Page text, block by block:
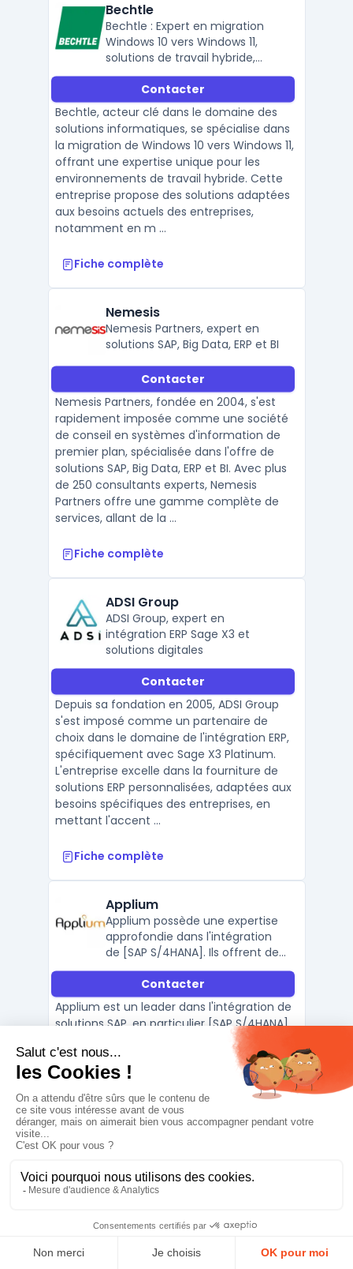
Bechtle
Bechtle : Expert en migration
Windows 10 vers Windows 11,
solutions de travail hybride,
équipement informatique,
connectivité et sécurité des
données.
Contacter
Bechtle, acteur clé dans le domaine des
solutions informatiques, se spécialise dans
la migration de Windows 10 vers Windows 11,
offrant une expertise unique pour les
environnements de travail hybride. Cette
entreprise propose des solutions adaptées
aux besoins actuels des entreprises,
notamment en m ...
Fiche complète
Nemesis
Nemesis Partners, expert en
solutions SAP, Big Data, ERP et BI
Contacter
Nemesis Partners, fondée en 2004, s'est
rapidement imposée comme une société
de conseil en systèmes d'information de
premier plan, spécialisée dans l'offre de
solutions SAP, Big Data, ERP et BI. Avec plus
de 250 consultants experts, Nemesis
Partners offre une gamme complète de
services, allant de la ...
Fiche complète
ADSI Group
ADSI Group, expert en
intégration ERP Sage X3 et
solutions digitales
Contacter
Depuis sa fondation en 2005, ADSI Group
s'est imposé comme un partenaire de
choix dans le domaine de l'intégration ERP,
spécifiquement avec Sage X3 Platinum.
L'entreprise excelle dans la fourniture de
solutions ERP personnalisées, adaptées aux
besoins spécifiques des entreprises, en
mettant l'accent ...
Fiche complète
Applium
Applium possède une expertise
approfondie dans l'intégration
de [SAP S/4HANA]. Ils offrent des
services complets, allant de la
consultation à l'implémentation,
en passant par le support
continu.
Contacter
Applium est un leader dans l'intégration de
solutions SAP, en particulier [SAP S/4HANA].
Ils guident les entreprises dans leur
transformation digitale, en s'appuyant sur
les avantages de [SAP S/4HANA]. Grâce à
une compréhension approfondie des
besoins des clients, Applium propose des
solutions SAP s ...
Apsia possède une expertise
S/4HANA